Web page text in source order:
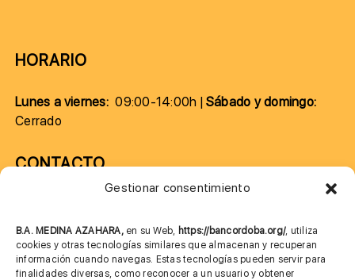
Gestionar consentimiento
B.A. MEDINA AZAHARA, en su Web, https://bancordoba.org/, utiliza
cookies y otras tecnologías similares que almacenan y recuperan
información cuando navegas. Estas tecnologías pueden servir para
finalidades diversas, como reconocer a un usuario y obtener
HORARIO
Lunes a viernes:09:00-14:00h |Sábado y domingo:
Cerrado
CONTACTO
685 901 226